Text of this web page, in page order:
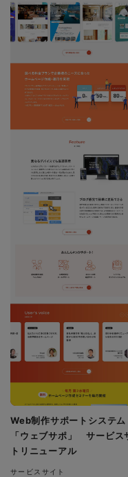
Web制作サポートシステム
「ウェブサポ」 サービス
トリニューアル
サービスサイト